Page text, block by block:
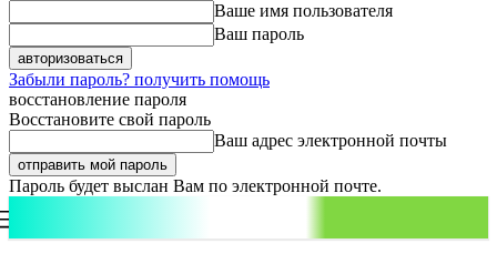
Ваше имя пользователя
Ваш пароль
Забыли пароль? получить помощь
восстановление пароля
Восстановите свой пароль
Ваш адрес электронной почты
Пароль будет выслан Вам по электронной почте.